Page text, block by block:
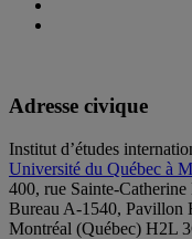
Adresse civique
Institut d’études
Université du Québec à
400, rue Sainte-Catherine
Bureau A-1540, Pavillon
Montréal (Québec) H2L